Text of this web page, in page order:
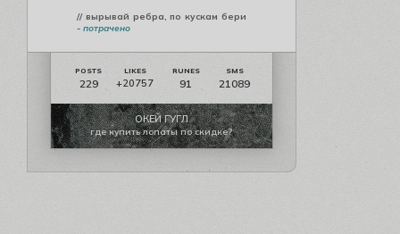
// вырывай ребра, по кускам бери
- потрачено
229 +20757 91 21089
ОКЕЙ ГУГЛ
где купить лопаты по скидке?